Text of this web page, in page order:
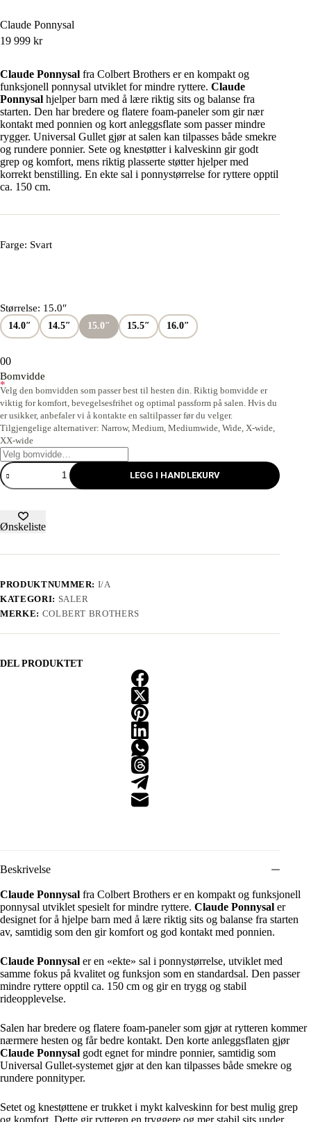
Claude Ponnysal
19 999 kr
Claude Ponnysal fra Colbert Brothers er en kompakt og
funksjonell ponnysal utviklet for mindre ryttere. Claude
Ponnysal hjelper barn med å lære riktig sits og balanse fra
starten. Den har bredere og flatere foam-paneler som gir nær
kontakt med ponnien og kort anleggsflate som passer mindre
rygger. Universal Gullet gjør at salen kan tilpasses både smekre
og rundere ponnier. Sete og knestøtter i kalveskinn gir godt
grep og komfort, mens riktig plasserte støtter hjelper med
korrekt benstilling. En ekte sal i ponnystørrelse for ryttere opptil
ca. 150 cm.
Farge: Svart
Størrelse: 15.0″
14.0″ 14.5″ 15.0″ 15.5″ 16.0″
00
Bomvidde
*
Velg den bomvidden som passer best til hesten din. Riktig bomvidde er
viktig for komfort, bevegelsesfrihet og optimal passform på salen. Hvis du
er usikker, anbefaler vi å kontakte en saltilpasser før du velger.
Tilgjengelige alternativer: Narrow, Medium, Mediumwide, Wide, X-wide,
XX-wide
LEGG I HANDLEKURV
Ønskeliste
PRODUKTNUMMER: I/A
KATEGORI: SALER
MERKE: COLBERT BROTHERS
DEL PRODUKTET
Beskrivelse
Claude Ponnysal fra Colbert Brothers er en kompakt og funksjonell
ponnysal utviklet spesielt for mindre ryttere. Claude Ponnysal er
designet for å hjelpe barn med å lære riktig sits og balanse fra starten
av, samtidig som den gir komfort og god kontakt med ponnien.
Claude Ponnysal er en «ekte» sal i ponnystørrelse, utviklet med
samme fokus på kvalitet og funksjon som en standardsal. Den passer
mindre ryttere opptil ca. 150 cm og gir en trygg og stabil
rideopplevelse.
Salen har bredere og flatere foam-paneler som gjør at rytteren kommer
nærmere hesten og får bedre kontakt. Den korte anleggsflaten gjør
Claude Ponnysal godt egnet for mindre ponnier, samtidig som
Universal Gullet-systemet gjør at den kan tilpasses både smekre og
rundere ponnityper.
Setet og knestøttene er trukket i mykt kalveskinn for best mulig grep
og komfort. Dette gir rytteren en tryggere og mer stabil sits under